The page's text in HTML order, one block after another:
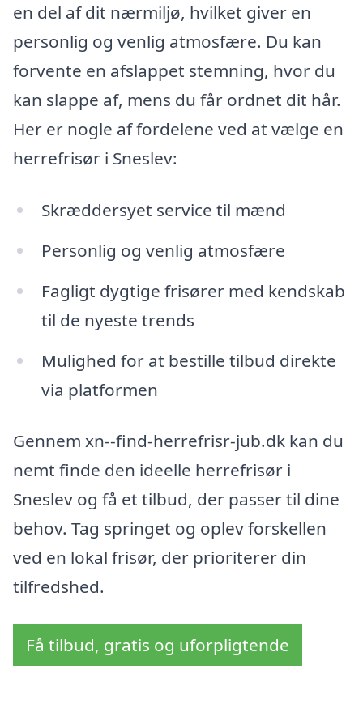
en del af dit nærmiljø, hvilket giver en
personlig og venlig atmosfære. Du kan
forvente en afslappet stemning, hvor du
kan slappe af, mens du får ordnet dit hår.
Her er nogle af fordelene ved at vælge en
herrefrisør i Sneslev:
Skræddersyet service til mænd
Personlig og venlig atmosfære
Fagligt dygtige frisører med kendskab
til de nyeste trends
Mulighed for at bestille tilbud direkte
via platformen
Gennem xn--find-herrefrisr-jub.dk kan du
nemt finde den ideelle herrefrisør i
Sneslev og få et tilbud, der passer til dine
behov. Tag springet og oplev forskellen
ved en lokal frisør, der prioriterer din
tilfredshed.
Få tilbud, gratis og uforpligtende